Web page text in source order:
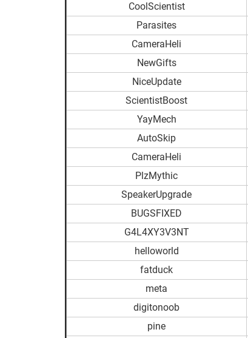
CoolScientist
Parasites
CameraHeli
NewGifts
NiceUpdate
ScientistBoost
YayMech
AutoSkip
CameraHeli
PlzMythic
SpeakerUpgrade
BUGSFIXED
G4L4XY3V3NT
helloworld
fatduck
meta
digitonoob
pine